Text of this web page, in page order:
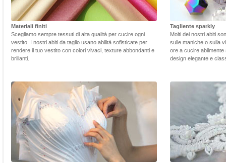
Materiali finiti
Scegliamo sempre tessuti di alta qualità per cucire ogni
vestito. I nostri abiti da taglio usano abilità sofisticate per
rendere il tuo vestito con colori vivaci, texture abbondanti e
brillanti.
Tagliente sparkly
Molti dei nostri abiti
sulle maniche o sulla
ore a cucire
design elegante e